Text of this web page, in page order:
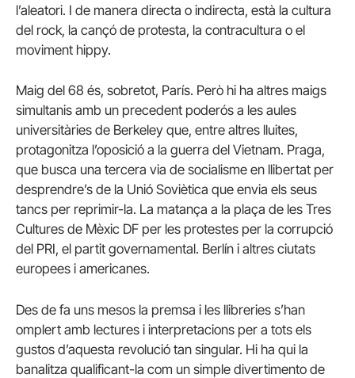
l’aleatori. I de manera directa o indirecta, està la cultura
del rock, la cançó de protesta, la contracultura o el
moviment hippy.
Maig del 68 és, sobretot, París. Però hi ha altres maigs
simultanis amb un precedent poderós a les aules
universitàries de Berkeley que, entre altres lluites,
protagonitza l’oposició a la guerra del Vietnam. Praga,
que busca una tercera via de socialisme en llibertat per
desprendre’s de la Unió Soviètica que envia els seus
tancs per reprimir-la. La matança a la plaça de les Tres
Cultures de Mèxic DF per les protestes per la corrupció
del PRI, el partit governamental. Berlín i altres ciutats
europees i americanes.
Des de fa uns mesos la premsa i les llibreries s’han
omplert amb lectures i interpretacions per a tots els
gustos d’aquesta revolució tan singular. Hi ha qui la
banalitza qualificant-la com un simple divertimento de